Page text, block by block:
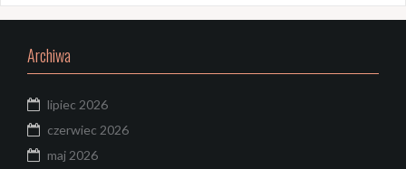
Archiwa
lipiec 2026
czerwiec 2026
maj 2026